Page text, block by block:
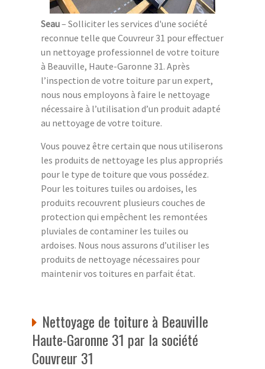
Seau– Solliciter les services d'une société
reconnue telle que Couvreur 31 pour effectuer
un nettoyage professionnel de votre toiture
à Beauville, Haute-Garonne 31. Après
l’inspection de votre toiture par un expert,
nous nous employons à faire le nettoyage
nécessaire à l’utilisation d’un produit adapté
au nettoyage de votre toiture.
Vous pouvez être certain que nous utiliserons
les produits de nettoyage les plus appropriés
pour le type de toiture que vous possédez.
Pour les toitures tuiles ou ardoises, les
produits recouvrent plusieurs couches de
protection qui empêchent les remontées
pluviales de contaminer les tuiles ou
ardoises. Nous nous assurons d’utiliser les
produits de nettoyage nécessaires pour
maintenir vos toitures en parfait état.
Nettoyage de toiture à Beauville
Haute-Garonne 31 par la société
Couvreur 31